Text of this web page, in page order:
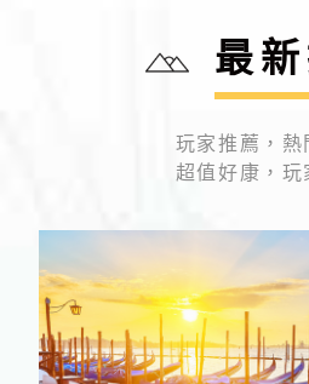
最
玩家推薦，熱
超值好康，玩